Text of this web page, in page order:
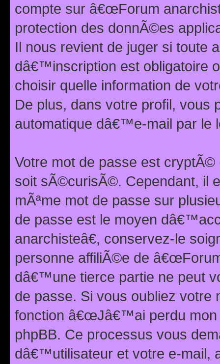
compte sur â€œForum
protection des donnÃ©es
Il nous revient de juger si toute
dâ€™inscription est obligatoire
choisir quelle information de
De plus, dans votre profil,
automatique dâ€™e-mail par le
Votre mot de passe est
soit sÃ©curisÃ©. Cependant, il
mÃªme mot de passe sur
de passe est le moyen
anarchisteâ€, conservez-le
personne affiliÃ©e de
dâ€™une tierce partie ne peut
de passe. Si vous oubliez votre
fonction â€œJâ€™ai perdu mon
phpBB. Ce processus vous
dâ€™utilisateur et votre e-mail,